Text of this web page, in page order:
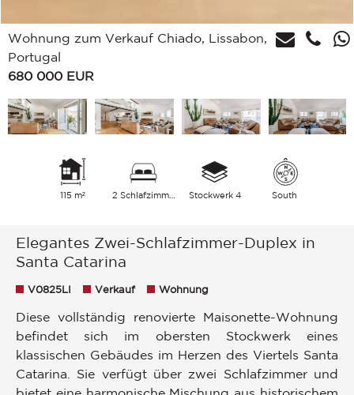
Wohnung zum Verkauf Chiado, Lissabon,
Portugal
680 000 EUR
115 m² 2 Schlafzimmer Stockwerk 4 South
Elegantes Zwei-Schlafzimmer-Duplex in
Santa Catarina
V0825LI Verkauf Wohnung
Diese vollständig renovierte Maisonette-Wohnung
befindet sich im obersten Stockwerk eines
klassischen Gebäudes im Herzen des Viertels Santa
Catarina. Sie verfügt über zwei Schlafzimmer und